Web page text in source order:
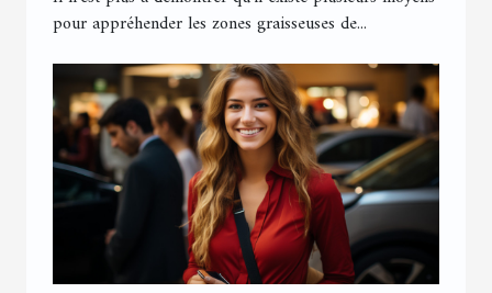
pour appréhender les zones graisseuses de...